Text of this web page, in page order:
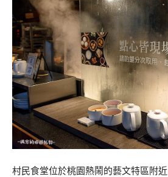
村民食堂位於桃園熱鬧的藝文特區附近